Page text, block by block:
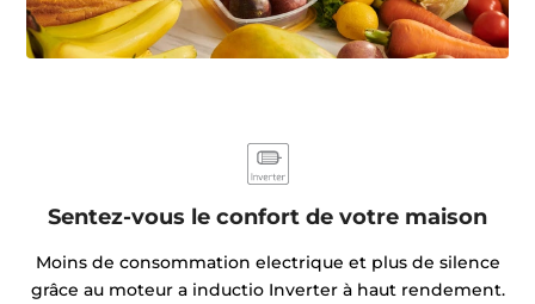
Sentez-vous le confort de votre maison
Moins de consommation electrique et plus de silence
grâce au moteur a inductio Inverter à haut rendement.